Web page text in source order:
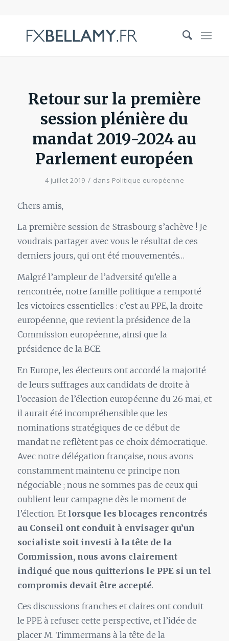
Retour sur la première
session plénière du
mandat 2019-2024 au
Parlement européen
4 juillet 2019 / dans Politique européenne
Chers amis,
La première session de Strasbourg s’achève ! Je
voudrais partager avec vous le résultat de ces
derniers jours, qui ont été mouvementés…
Malgré l’ampleur de l’adversité qu’elle a
rencontrée, notre famille politique a remporté
les victoires essentielles : c’est au PPE, la droite
européenne, que revient la présidence de la
Commission européenne, ainsi que la
présidence de la BCE.
En Europe, les électeurs ont accordé la majorité
de leurs suffrages aux candidats de droite à
l’occasion de l’élection européenne du 26 mai, et
il aurait été incompréhensible que les
nominations stratégiques de ce début de
mandat ne reflètent pas ce choix démocratique.
Avec notre délégation française, nous avons
constamment maintenu ce principe non
négociable ; nous ne sommes pas de ceux qui
oublient leur campagne dès le moment de
l’élection. Et lorsque les blocages rencontrés
au Conseil ont conduit à envisager qu’un
socialiste soit investi à la tête de la
Commission, nous avons clairement
indiqué que nous quitterions le PPE si un tel
compromis devait être accepté.
Ces discussions franches et claires ont conduit
le PPE à refuser cette perspective, et l’idée de
placer M. Timmermans à la tête de la